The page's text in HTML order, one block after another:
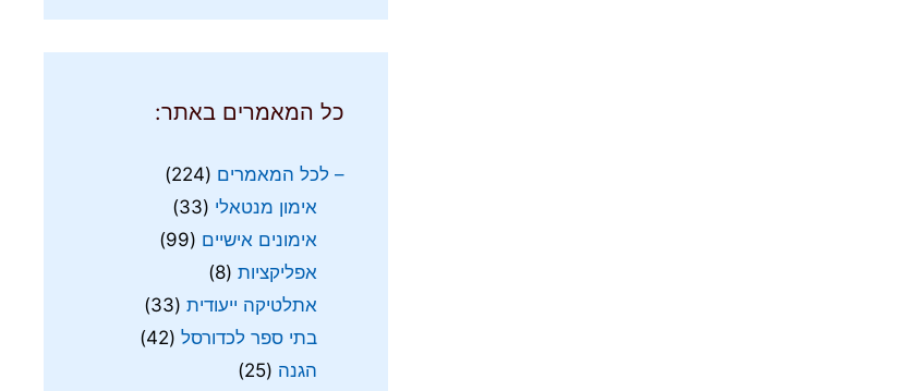
כל המאמרים באתר:
– לכל המאמרים (224)
אימון מנטאלי (33)
אימונים אישיים (99)
אפליקציות (8)
אתלטיקה ייעודית (33)
בתי ספר לכדורסל (42)
הגנה (25)